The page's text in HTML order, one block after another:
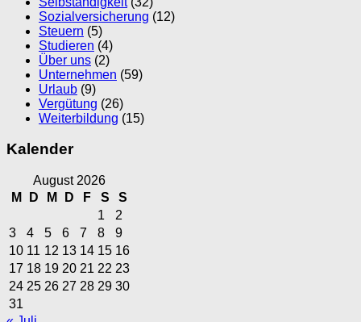
Sozialversicherung (12)
Steuern (5)
Studieren (4)
Über uns (2)
Unternehmen (59)
Urlaub (9)
Vergütung (26)
Weiterbildung (15)
Kalender
August 2026
M
D M D F S
S
1
2
3
4 5 6 7 8
9
10 11 12 13 14 15 16
17 18 19 20 21 22 23
24 25 26 27 28 29 30
31